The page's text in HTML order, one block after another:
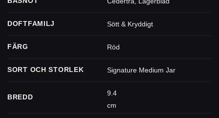
DOFTFAMILJ Sött & Kryddigt
FÄRG Röd
SORT OCH STORLEK Signature Medium Jar
BREDD
9.4
cm